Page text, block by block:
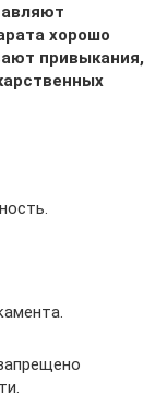
хорошо
привыкания,